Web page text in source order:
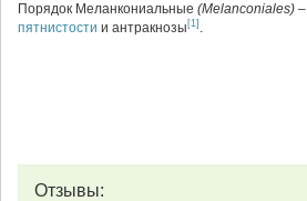
Порядок Меланкониальные (Melanconiales) –
пятнистости и антракнозы [1] .
Отзывы: